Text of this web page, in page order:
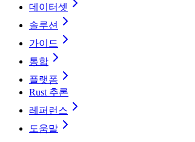
데이터셋
솔루션
가이드
통합
플랫폼
Rust 추론
레퍼런스
도움말